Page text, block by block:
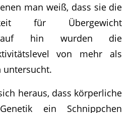
man weiß, dass sie die
für Übergewicht
hin wurden die
von mehr als
untersucht.
heraus, dass körperliche
ein Schnippchen